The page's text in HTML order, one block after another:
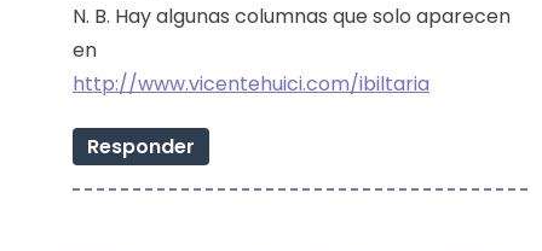
N. B. Hay algunas columnas que solo aparecen
en
http://www.vicentehuici.com/ibiltaria
Responder